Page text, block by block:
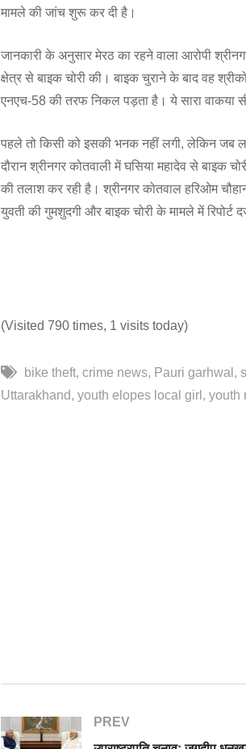
मामले की जांच शुरू कर दी है।
जानकारी के अनुसार मेरठ का रहने वाला आरोपी
क्षेत्र से बाइक चोरी की। बाइक चुराने के बाद वह
एनएच-58 की तरफ निकल पड़ता है। ये सारा वाकया
पहले तो किसी को इसकी भनक नहीं लगी, लेकिन जब
दौरान श्रीनगर कोतवाली में घसिया महादेव से बाइक
की तलाश कर रही है। श्रीनगर कोतवाल हरिओम
युवती की गुमशुदगी और बाइक चोरी के मामले में रिपोर्ट
(Visited 790 times, 1 visits today)
bike theft crime news Pauri garhwal
Uttarakhand youth elopes local girl youth
PREV